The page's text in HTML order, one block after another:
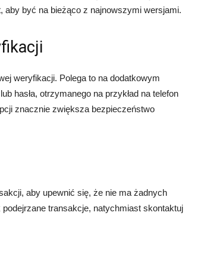
aby być na bieżąco z najnowszymi wersjami.
weryfikacji. Polega to na dodatkowym
hasła, otrzymanego na przykład na telefon
znacznie zwiększa bezpieczeństwo
aby upewnić się, że nie ma żadnych
transakcje, natychmiast skontaktuj